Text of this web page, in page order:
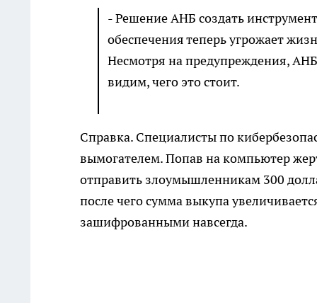
- Решение АНБ создать
обеспечения теперь угрожает
Несмотря на предупреждения,
видим, чего это стоит.
Справка. Специалисты по
вымогателем. Попав на компьютер
отправить злоумышленникам 300
после чего сумма выкупа
зашифрованными навсегда.